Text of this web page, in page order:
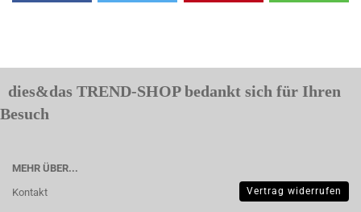
dies&das TREND-SHOP bedankt sich für Ihren
Besuch
MEHR ÜBER...
Kontakt
Vertrag widerrufen